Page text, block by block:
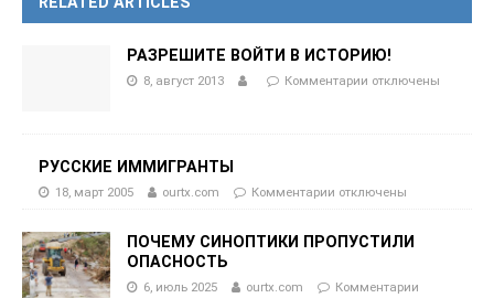
РАЗРЕШИТЕ ВОЙТИ В ИСТОРИЮ!
8, август 2013 Комментарии отключены
РУССКИЕ ИММИГРАНТЫ
18, март 2005 ourtx.com Комментарии отключены
ПОЧЕМУ СИНОПТИКИ ПРОПУСТИЛИ
ОПАСНОСТЬ
6, июль 2025 ourtx.com
Комментарии